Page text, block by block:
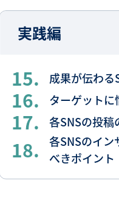
実践編
15. 成果が伝わる
16. ターゲット
17. 各SNSの投
18.
各SNSのイ
べきポイント